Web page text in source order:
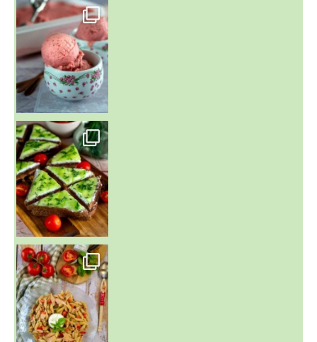
~ NICE CREAM À LA FRAISE ~
Presque un mois que
~ SALADE DE PÂTES AUX DEUX TOMATES THON ET BURRA